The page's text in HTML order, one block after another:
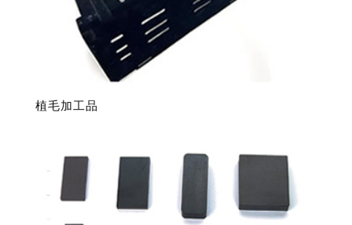
植毛加工品